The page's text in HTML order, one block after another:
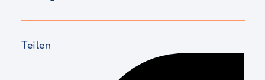
Teilen